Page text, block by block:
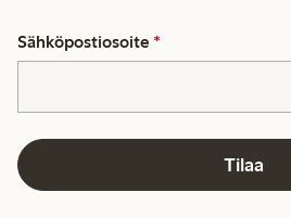
Sähköpostiosoite *
Tilaa